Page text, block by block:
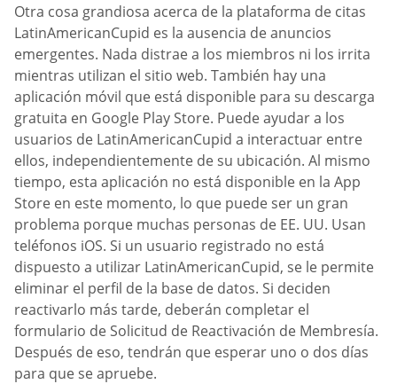
Otra cosa grandiosa acerca de la plataforma de citas
LatinAmericanCupid es la ausencia de anuncios
emergentes. Nada distrae a los miembros ni los irrita
mientras utilizan el sitio web. También hay una
aplicación móvil que está disponible para su descarga
gratuita en Google Play Store. Puede ayudar a los
usuarios de LatinAmericanCupid a interactuar entre
ellos, independientemente de su ubicación. Al mismo
tiempo, esta aplicación no está disponible en la App
Store en este momento, lo que puede ser un gran
problema porque muchas personas de EE. UU. Usan
teléfonos iOS. Si un usuario registrado no está
dispuesto a utilizar LatinAmericanCupid, se le permite
eliminar el perfil de la base de datos. Si deciden
reactivarlo más tarde, deberán completar el
formulario de Solicitud de Reactivación de Membresía.
Después de eso, tendrán que esperar uno o dos días
para que se apruebe.